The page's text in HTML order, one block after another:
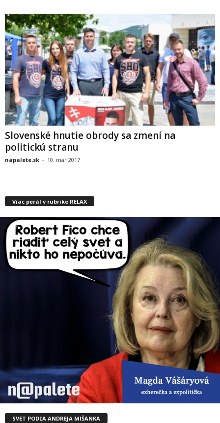
Slovenské hnutie obrody sa zmení na
politickú stranu
napalete.sk - 10. mar 2017
Viac perál v rubrike RELAX
SVET PODĽA ANDREJA MIŠANKA